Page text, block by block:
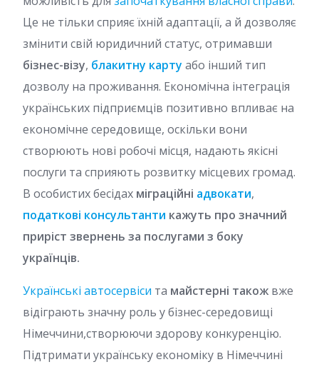
Це не тільки сприяє їхній адаптації, а й дозволяє
змінити свій юридичний статус, отримавши
бізнес-візу, блакитну карту або інший тип
дозволу на проживання. Економічна інтеграція
українських підприємців позитивно впливає на
економічне середовище, оскільки вони
створюють нові робочі місця, надають якісні
послуги та сприяють розвитку місцевих громад.
В особистих бесідах міграційні адвокати,
податкові консультанти кажуть про значний
приріст звернень за послугами з боку
українців.
Українські автосервіси та майстерні також вже
відіграють значну роль у бізнес-середовищі
Німеччини,створюючи здорову конкуренцію.
Підтримати українську економіку в Німеччині